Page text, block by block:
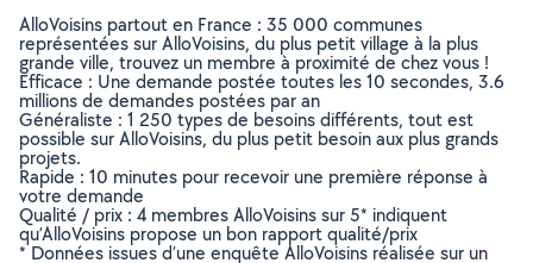
AlloVoisins partout en France : 35 000 communes
représentées sur AlloVoisins, du plus petit village à la plus
grande ville, trouvez un membre à proximité de chez vous !
Efficace : Une demande postée toutes les 10 secondes, 3.6
millions de demandes postées par an
Généraliste : 1 250 types de besoins différents, tout est
possible sur AlloVoisins, du plus petit besoin aux plus grands
projets.
Rapide : 10 minutes pour recevoir une première réponse à
votre demande
Qualité / prix : 4 membres AlloVoisins sur 5* indiquent
qu’AlloVoisins propose un bon rapport qualité/prix
* Données issues d’une enquête AlloVoisins réalisée sur un